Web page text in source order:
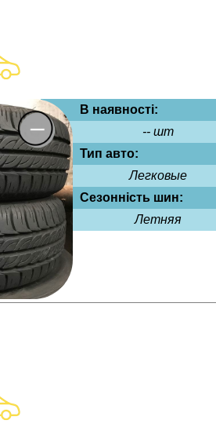
В наявності:
-- шт
Тип авто:
Легковые
Сезонність шин:
Летняя